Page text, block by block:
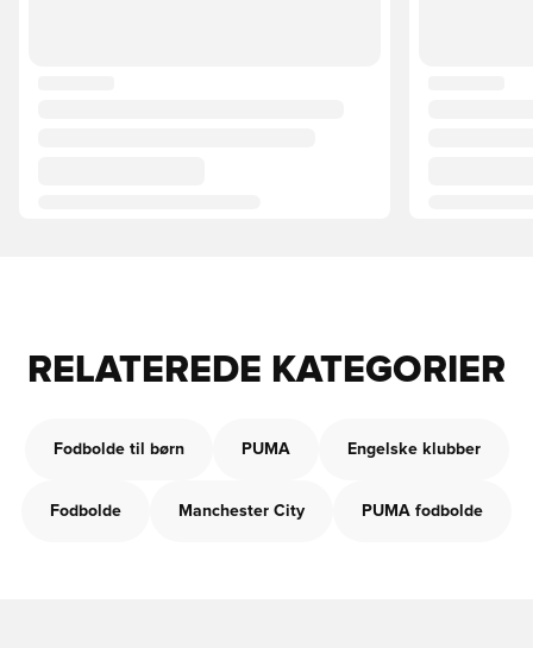
RELATEREDE KATEGORIER
Fodbolde til børn PUMA Engelske klubber
Fodbolde Manchester City PUMA fodbolde